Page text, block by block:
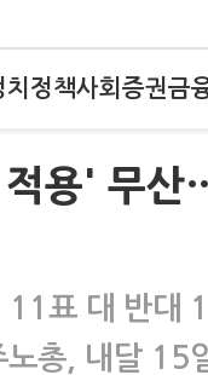
치 정책사회 증권금
적용' 무
표 대 반대
총, 내달 15